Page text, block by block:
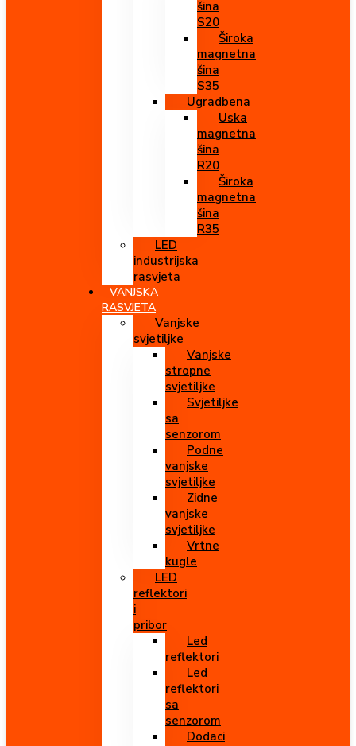
šina
S20
Široka
magnetna
šina
S35
Ugradbena
Uska
magnetna
šina
R20
Široka
magnetna
šina
R35
LED
industrijska
rasvjeta
VANJSKA
RASVJETA
Vanjske
svjetiljke
Vanjske
stropne
svjetiljke
Svjetiljke
sa
senzorom
Podne
vanjske
svjetiljke
Zidne
vanjske
svjetiljke
Vrtne
kugle
LED
reflektori
i
pribor
Led
reflektori
Led
reflektori
sa
senzorom
Dodaci